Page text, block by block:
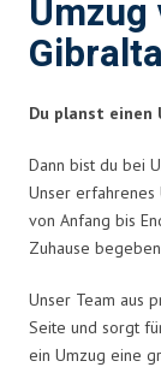
Du planst einen
Dann bist du bei
Unser erfahrenes
von Anfang bis
Zuhause
Unser Team aus
Seite und sorgt
ein Umzug eine